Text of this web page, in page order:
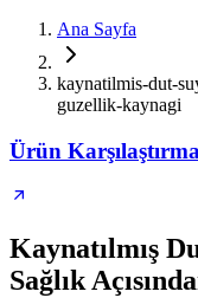
Ana Sayfa
kaynatilmis-dut-
guzellik-kaynagi
Ürün
Kaynatılmış
Sağlık